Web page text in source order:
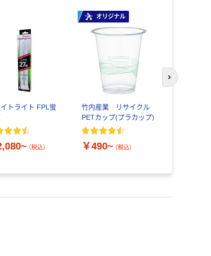
トライト FPL蛍
（税込）
オリジナル
竹内産業 リサイクル
PETカップ(プラカップ)
￥490~ （税込）
次のスライド